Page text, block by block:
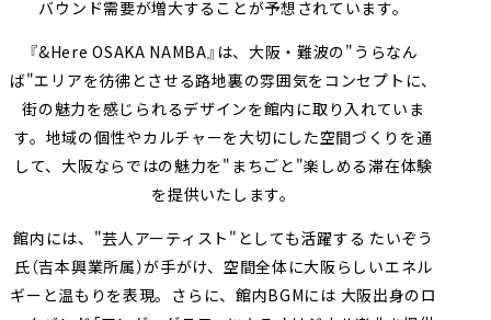
バウンド需要が増大することが予想されています。
『&Here OSAKA NAMBA』は、大阪・難波の"うらなん
ば"エリアを彷彿とさせる路地裏の雰囲気をコンセプトに、
街の魅力を感じられるデザインを館内に取り入れていま
す。地域の個性やカルチャーを大切にした空間づくりを通
して、大阪ならではの魅力を"まちごと"楽しめる滞在体験
を提供いたします。
館内には、"芸人アーティスト"としても活躍する たいぞう
氏（吉本興業所属）が手がけ、空間全体に大阪らしいエネル
ギーと温もりを表現。さらに、館内BGMには 大阪出身のロ